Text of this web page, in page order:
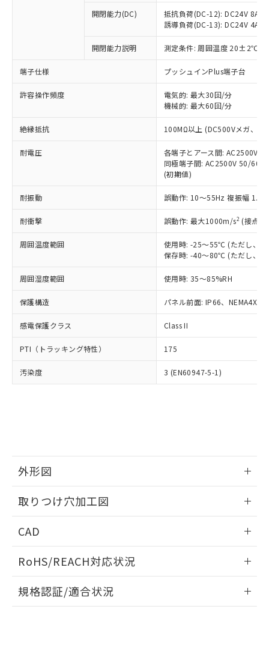
開閉能力(DC)
抵抗負荷(DC-12): DC24V 8A/
誘導負荷(DC-13): DC24V 4A/
開閉能力説明 測定条件: 周囲温度 20±2℃、
端子仕様 プッシュインPlus端子台
許容操作頻度
電気的: 最大30回/分
機械的: 最大60回/分
絶縁抵抗 100MΩ以上 (DC500Vメガ、点
耐電圧
各端子とアース間: AC2500V
同極端子間: AC2500V 50/
(初期値)
耐振動 誤動作: 10～55Hz 複振幅
耐衝撃 誤動作: 最大1000m/s2 (接点
周囲温度範囲
使用時: -25～55℃ (ただし、氷
保存時: -40～80℃ (ただし、氷
周囲湿度範囲 使用時: 35～85%RH
保護構造 パネル前面: IP66、NEMA4X,
感電保護クラス Class II
PTI（トラッキング特性） 175
汚染度 3 (EN60947-5-1)
外形図
取りつけ穴加工図
CAD
ドすることができます。
ログイン/会員登録
RoHS/REACH対応状況
EU RoHS 注意事項・凡例
規格認証/適合状況
ことをご了承ください。
在庫状況および標準価格照会結果は、
記載している更新日時点での社内デー
タに基づき作成されるものであり、閲
覧された時点での実際の在庫および標
準価格とは異なる場合があることをご
正式な納期状況および標準価格はお客
様のお取引先、またはお客様担当のオ
ムロン制御機器販売店・当社販売員に
オムロン制御機器販売店や当社販売拠
販売ネットワーク
」をご確認
在庫状況および標準価格結果を当社の
事前の承諾なく第三者に漏洩または開
示しないようお願いします。
マイパーツ機能（部品リスト作成サー
ビス）をご利用いただくには、I-Web
メンバーズにご登録されている必要が
お客様が当ウェブサイト上で当社にご
登録された部品リストについて、当社
および当社の共同利用者が、当社の製
品・サービスに関するお客様との取
引・商談に必要な範囲で利用すること
※当社の共同利用者とは、"個人情報
の「1.共同利
用者の範囲」に記載されている法人を
いたものが、含有品と判明した場合などや
むを得ず変更することがあります。
*EU RoHS指令（10物質）：
鉛(Pb) 1000ppm以下、 水銀(Hg) 1000ppm以下、 カド
六価クロム(Cr(Ⅵ)) 1000ppm以下、ポリ臭化ビフェニル
類(PBB) 1000ppm以下、ポリ臭化ジフェニルエーテル類
(PBDE) 1000ppm以下、フタル酸ビス(2-エチルヘキシ
ル) (DEHP)(別名：DOP) 1000ppm以下、フタル酸ブチ
ルベンジル（BBP） 1000ppm以下、フタル酸ジブチル
（DBP） 1000ppm以下、フタル酸ジイソブチル
(DIBP) 1000ppm以下
但し、RoHS指令で産業用監視および制御機器に対する
フタル酸エステル類の４物質については閾値を超える意
図的な使用がないことを確認しています。
部品在庫の切り替え状況などにより、予定
月が前後することがあります。
※3 非含有証明書ダウンロード
下記の非含有証明書をダウンロードするこ
とができます。
EU RoHS指令（10物質）の非含有証明書
51物質の非含有証明書（当社基準）
※本証明書は発行日時点で非含有を証明す
るもので、過去に遡って非含有を証明する
していることから、特段のことがない限
り、2022年1月12日より割愛しておりま
す。
基準値を超えていることを示します。
「－」：未確認です。当社販売部門へお問
ム) : 100ppm、
Cr(Ⅵ)(六価クロム) : 1000ppm、 PBBs(ポリ臭化ビフェ
ニル類) : 1000ppm、 PBDEs(ポリ臭化ジフェニルエーテ
ル類) : 1000ppm、
DBP(フタル酸ジブチル) : 1000ppm、 DIBP(フタル酸ジ
イソブチル) : 1000ppm、 BBP(フタル酸ブチルベンジ
ル) : 1000ppm、
DEHP(フタル酸ビス(2-エチルヘキシル)) : 1000ppm
「ｅ」：有害物質（10物質）のすべてが基
準値以下であることを示します。
「10」：通常の使用状況下において有害物
質が外部に漏えいし、環境に深刻な影響を
及ぼさない年数を意味します。
「－」：未確認です。当社販売部門へお問
い合わせください。
当社は、これら貴社製品のうち、外国
為替および外国貿易法に定める商品
（以下｢規制貨物等」という）を輸出
または国外への提供する場合は、日本
国政府の輸出許可(または役務取引許
可)を取得するなどの必要な手続きを
当社は規制貨物を破棄する場合は、完
全に破砕するなど、違法に輸出されな
いよう必要な手段を講じます。
当社は貴社製品を、核兵器、ミサイ
ル、化学兵器、生物兵器またはその他
武器並びにこれらの製造装置等に一切
当社は、貴社製品を第三者に販売する
場合は、上記1、2および3の内容を当
該第三者に通知します。また当社は、
販売先および販売に係わる関係者が違
法に輸出するおそれがある場合は、取
り引きをいたしません。
キャンセル
説明
○ 一定数以上の在庫あり
一定数には満たないが在庫あり
在庫なし(最新の在庫状況につ
いては、お客様のお取引先、ま
たはお客様担当のオムロン制御
機器販売店・当社販売員にご確
白
受注生産機種、また在庫状況の
情報を公開していない機種